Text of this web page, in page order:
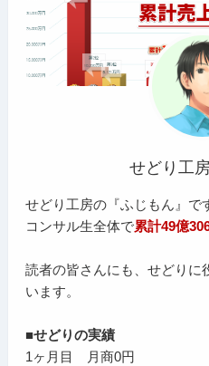
せどり工
せどり工房の『ふじもん』で
コンサル生全体で累計49億
読者の皆さんにも、せどりに
います。
■せどりの実績
1ヶ月目 月商0円